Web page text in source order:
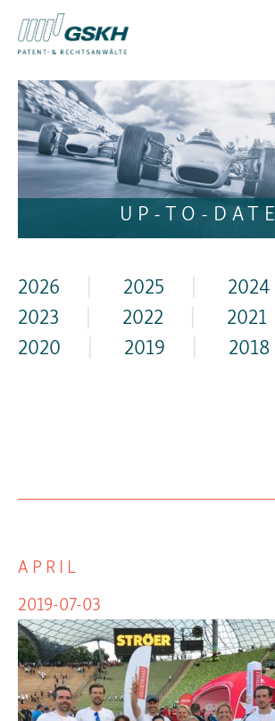
UP-TO-DATE
2026 2025 2024
2023
2022 2021
2020
2019 2018
APRIL
2019-07-03